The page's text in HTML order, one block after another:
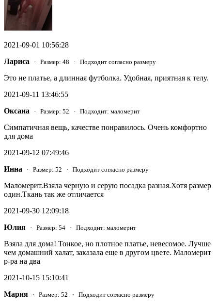
2021-09-01 10:56:28
Лариса · Размер: 48 · Подходит согласно размеру
Это не платье, а длинная футболка. Удобная, приятная к телу.
2021-09-11 13:46:55
Оксана · Размер: 52 · Подходит: маломерит
Симпатичная вещь, качестве понравилось. Очень комфортно
для дома
2021-09-12 07:49:46
Инна · Размер: 52 · Подходит согласно размеру
Маломерит.Взяла черную и серую посадка разная.Хотя размер
один.Ткань так же отличается
2021-09-30 12:09:18
Юлия · Размер: 54 · Подходит: маломерит
Взяла для дома! Тонкое, но плотное платье, невесомое. Лучше
чем домашний халат, заказала еще в другом цвете. Маломерит
р-ра на два
2021-10-15 15:10:41
Мария · Размер: 52 · Подходит согласно размеру